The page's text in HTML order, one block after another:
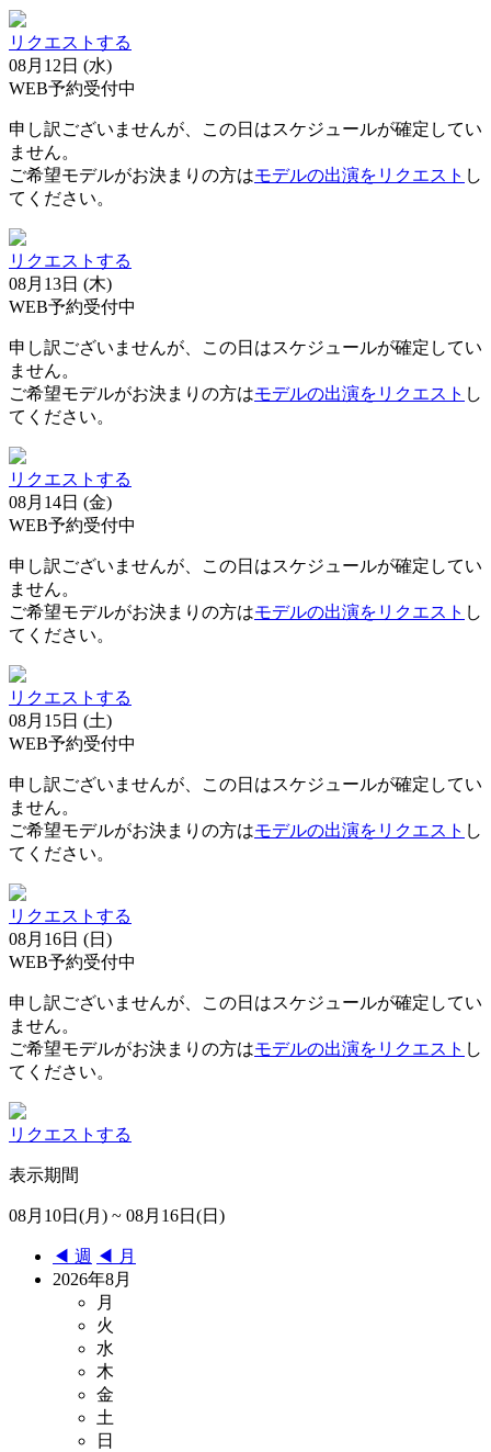
リクエストする
08月12日 (水)
WEB予約受付中
申し訳ございませんが、この日はスケジュールが確定してい
ません。
ご希望モデルがお決まりの方はモデルの出演をリクエスト し
てください。
リクエストする
08月13日 (木)
WEB予約受付中
申し訳ございませんが、この日はスケジュールが確定してい
ません。
ご希望モデルがお決まりの方はモデルの出演をリクエスト し
てください。
リクエストする
08月14日 (金)
WEB予約受付中
申し訳ございませんが、この日はスケジュールが確定してい
ません。
ご希望モデルがお決まりの方はモデルの出演をリクエスト し
てください。
リクエストする
08月15日 (土)
WEB予約受付中
申し訳ございませんが、この日はスケジュールが確定してい
ません。
ご希望モデルがお決まりの方はモデルの出演をリクエスト し
てください。
リクエストする
08月16日 (日)
WEB予約受付中
申し訳ございませんが、この日はスケジュールが確定してい
ません。
ご希望モデルがお決まりの方はモデルの出演をリクエスト し
てください。
リクエストする
表示期間
08月10日(月) ~ 08月16日(日)
◀︎ 週 ◀︎ 月
2026年8月
月
火
水
木
金
土
日